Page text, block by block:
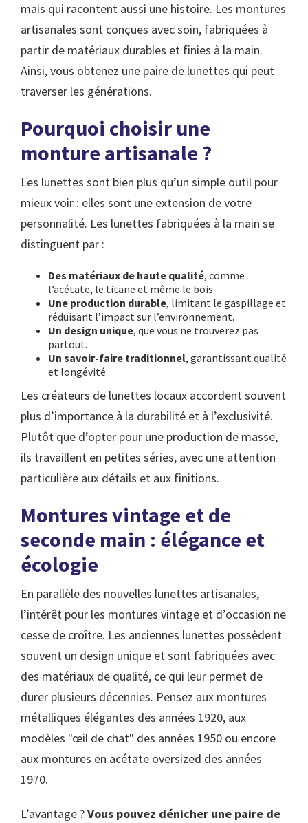
mais qui racontent aussi une histoire. Les montures
artisanales sont conçues avec soin, fabriquées à
partir de matériaux durables et finies à la main.
Ainsi, vous obtenez une paire de lunettes qui peut
traverser les générations.
Pourquoi choisir une
monture artisanale ?
Les lunettes sont bien plus qu’un simple outil pour
mieux voir : elles sont une extension de votre
personnalité. Les lunettes fabriquées à la main se
distinguent par :
Des matériaux de haute qualité, comme
l’acétate, le titane et même le bois.
Une production durable, limitant le gaspillage et
réduisant l’impact sur l’environnement.
Un design unique, que vous ne trouverez pas
partout.
Un savoir-faire traditionnel, garantissant qualité
et longévité.
Les créateurs de lunettes locaux accordent souvent
plus d’importance à la durabilité et à l’exclusivité.
Plutôt que d’opter pour une production de masse,
ils travaillent en petites séries, avec une attention
particulière aux détails et aux finitions.
Montures vintage et de
seconde main : élégance et
écologie
En parallèle des nouvelles lunettes artisanales,
l’intérêt pour les montures vintage et d’occasion ne
cesse de croître. Les anciennes lunettes possèdent
souvent un design unique et sont fabriquées avec
des matériaux de qualité, ce qui leur permet de
durer plusieurs décennies. Pensez aux montures
métalliques élégantes des années 1920, aux
modèles "œil de chat" des années 1950 ou encore
aux montures en acétate oversized des années
1970.
L’avantage ?Vous pouvez dénicher une paire de